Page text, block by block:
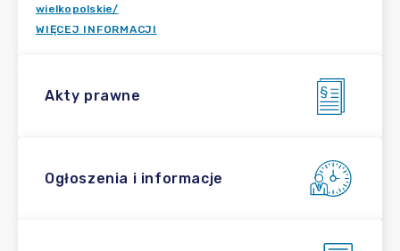
wielkopolskie/
WIĘCEJ INFORMACJI
Akty prawne
Ogłoszenia i informacje